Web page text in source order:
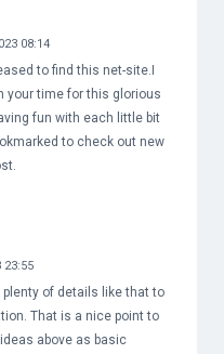
08:14
to find this net-site.I
your time for this glorious
fun with each little bit
to check out new
23:55
plenty of details like that to
That is a nice point to
above as basic